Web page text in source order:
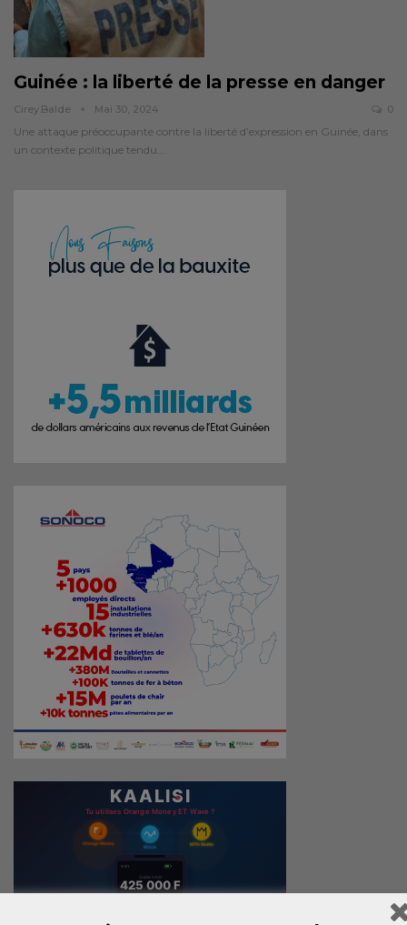
Guinée : la liberté de la presse en danger
Cirey.balde Mai 30, 2024 0
Une attaque préoccupante contre la liberté d’expression en Guinée, dans
un contexte politique tendu.…